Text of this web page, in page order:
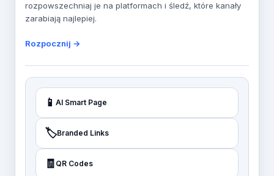
rozpowszechniaj je na platformach i śledź, które kanały
zarabiają najlepiej.
Rozpocznij →
📱 AI Smart Page
🏷️Branded Links
🧾 QR Codes